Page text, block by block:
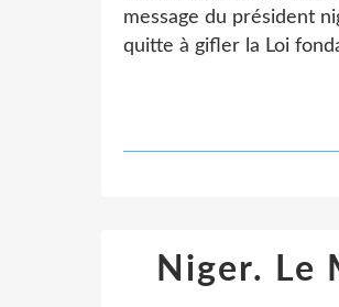
message du président
quitte à gifler la Loi
Niger. Le